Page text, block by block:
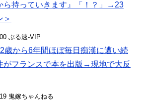
ら持っていきます』「！？」→23
＞
ぶる速-VIP
歳から6年間ほぼ毎日痴漢に遭い続
がフランスで本を出版→現地で大反
鬼嫁ちゃんねる